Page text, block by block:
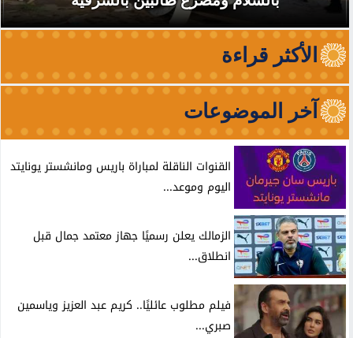
الأكثر قراءة
آخر الموضوعات
القنوات الناقلة لمباراة باريس ومانشستر يونايتد
اليوم وموعد...
الزمالك يعلن رسميًا جهاز معتمد جمال قبل
انطلاق...
فيلم مطلوب عائليًا.. كريم عبد العزيز وياسمين
صبري...